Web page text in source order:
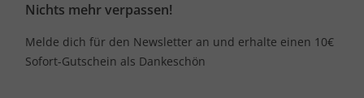
Nichts mehr verpassen!
Melde dich für den Newsletter an und erhalte einen 10€
Sofort-Gutschein als Dankeschön